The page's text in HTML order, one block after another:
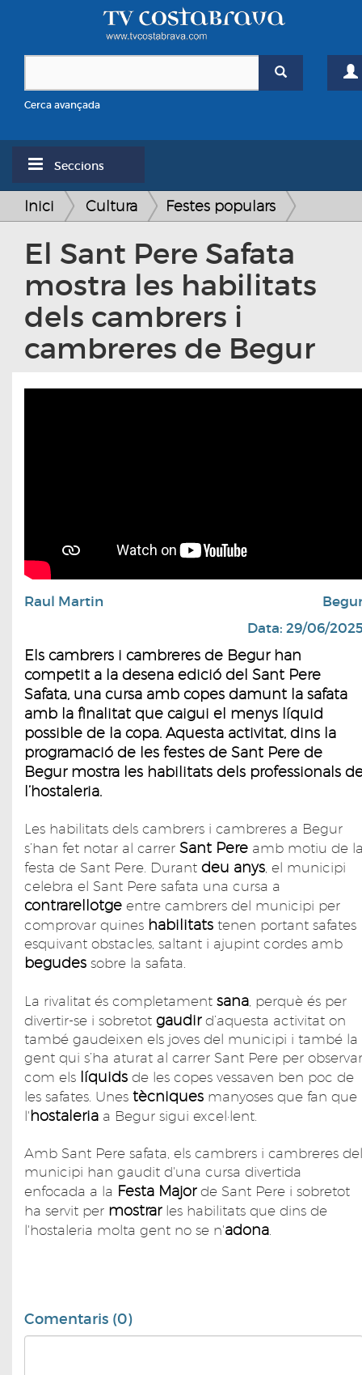
Cerca avançada
Seccions
Inici Cultura Festes populars
El Sant Pere Safata
mostra les habilitats
dels cambrers i
cambreres de Begur
Raul Martin
Data: 29/06/
Els cambrers i cambreres de Begur han
competit a la desena edició del Sant Pere
Safata, una cursa amb copes damunt la safata
amb la finalitat que caigui el menys líquid
possible de la copa. Aquesta activitat, dins la
programació de les festes de Sant Pere de
Begur mostra les habilitats dels professionals
l’hostaleria.
Les habilitats dels cambrers i cambreres a Begur
s’han fet notar al carrer Sant Pere amb motiu de
festa de Sant Pere. Durant deu anys , el municipi
celebra el Sant Pere safata una cursa a
contrarellotge entre cambrers del municipi per
comprovar quines habilitats tenen portant safates
esquivant obstacles, saltant i ajupint cordes amb
begudes sobre la safata.
La rivalitat és completament sana , perquè és per
divertir-se i sobretot gaudird’aquesta activitat on
també gaudeixen els joves del municipi i també la
gent qui s’ha aturat al carrer Sant Pere per observar
com els líquids de les copes vessaven ben poc de
les safates. Unes tècniques manyoses que fan que
l'hostaleria a Begur sigui excel·lent.
Amb Sant Pere safata, els cambrers i cambreres del
municipi han gaudit d'una cursa divertida
enfocada a la Festa Majorde Sant Pere i sobretot
ha servit per mostrarles habilitats que dins de
l'hostaleria molta gent no se n'adona
Comentaris (0)